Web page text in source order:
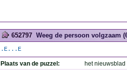
652797 Weeg de persoon volgzaam
.E...E
Plaats van de puzzel:
het nieuwsblad